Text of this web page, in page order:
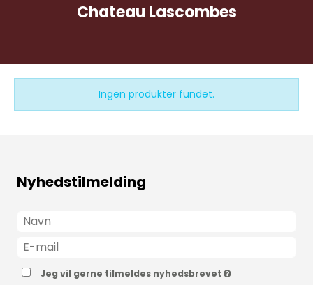
Chateau Lascombes
Ingen produkter fundet.
Nyhedstilmelding
Jeg vil gerne tilmeldes nyhedsbrevet